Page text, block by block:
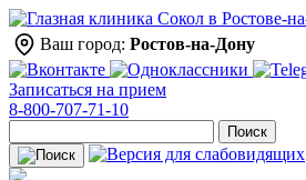
Ваш город: Ростов-на-Дону
Записаться на прием
8-800-707-71-10
Поиск